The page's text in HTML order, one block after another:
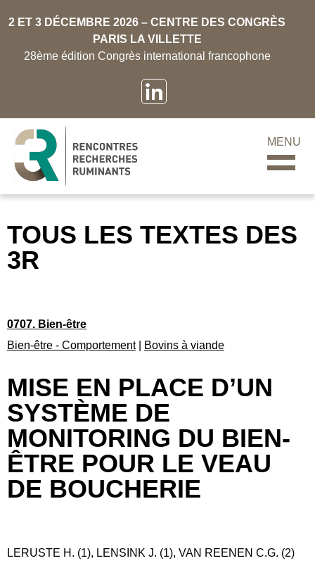
2 ET 3 DÉCEMBRE 2026 – CENTRE DES CONGRÈS
PARIS LA VILLETTE
28ème édition Congrès international francophone
MENU
TOUS LES TEXTES DES
3R
0707. Bien-être
Bien-être - Comportement| Bovins à viande
MISE EN PLACE D’UN
SYSTÈME DE
MONITORING DU BIEN-
ÊTRE POUR LE VEAU
DE BOUCHERIE
LERUSTE H. (1), LENSINK J. (1), VAN REENEN C.G. (2)